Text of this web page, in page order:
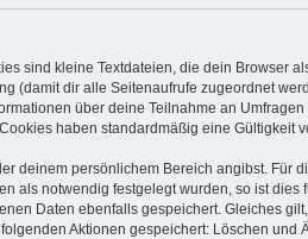
sind kleine Textdateien, die dein Browser
(damit dir alle Seitenaufrufe zugeordnet
über deine Teilnahme an
haben standardmäßig eine Gültigkeit
deinem persönlichem Bereich angibst. Für
als notwendig festgelegt wurden, so ist dies
Daten ebenfalls gespeichert. Gleiches
Aktionen gespeichert: Löschen